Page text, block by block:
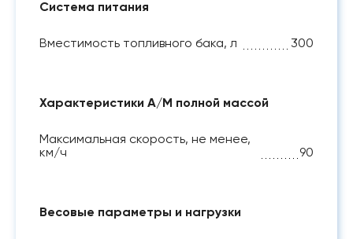
Система питания
Вместимость топливного бака, л 300
Характеристики А/М полной массой
Максимальная скорость, не менее,
км/ч
90
Весовые параметры и нагрузки